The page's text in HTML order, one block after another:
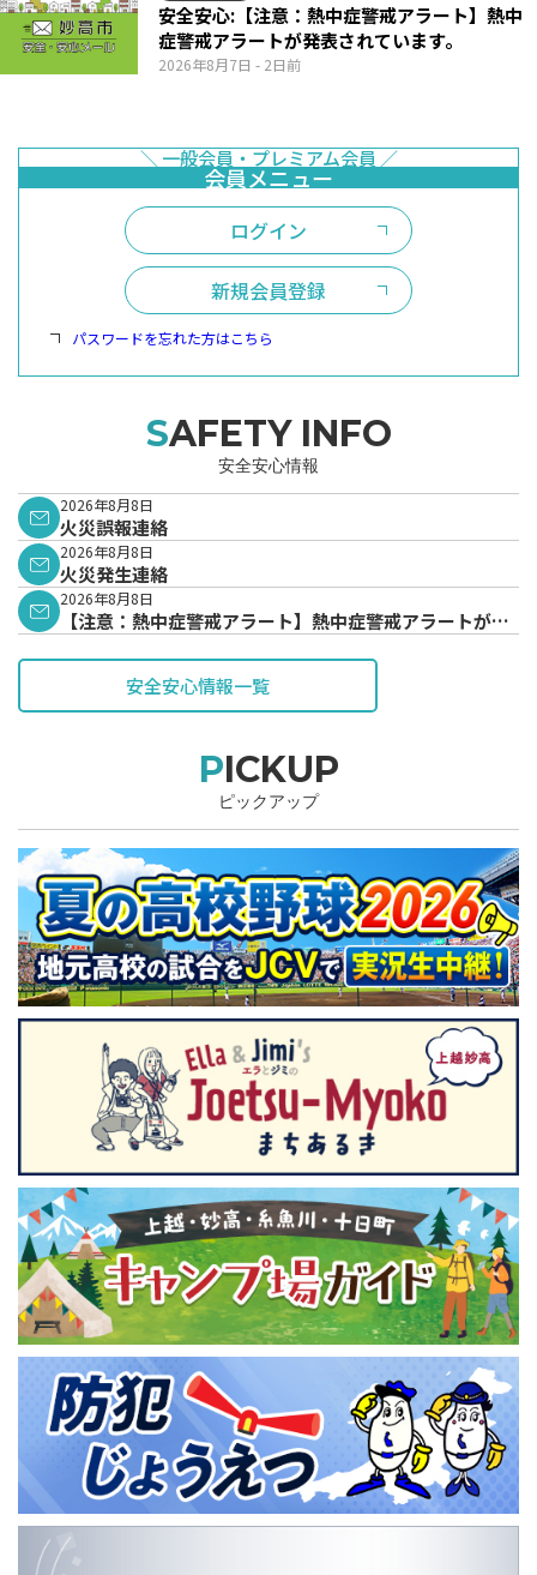
2026年8月7日 - 2日前
安全安心:【注意：熱中症警戒アラート】熱中
症警戒アラートが発表されています。
ログイン
新規会員登録
パスワードを忘れた方はこちら
SAFETY INFO
安全安心情報
2026年8月8日
火災誤報連絡
2026年8月8日
火災発生連絡
2026年8月8日
【注意：熱中症警戒アラート】熱中症警戒アラートが発
安全安心情報一覧
PICKUP
ピックアップ